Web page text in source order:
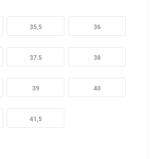
35,5 36
37.5 38
39 40
41,5